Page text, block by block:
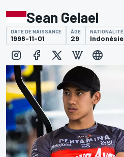
Sean Gelael
DATE DE NAISSANCE
1996-11-01
ÂGE
29
NATIONALITÉ
Indonésie